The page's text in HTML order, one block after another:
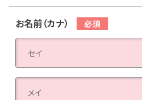
お名前（カナ）